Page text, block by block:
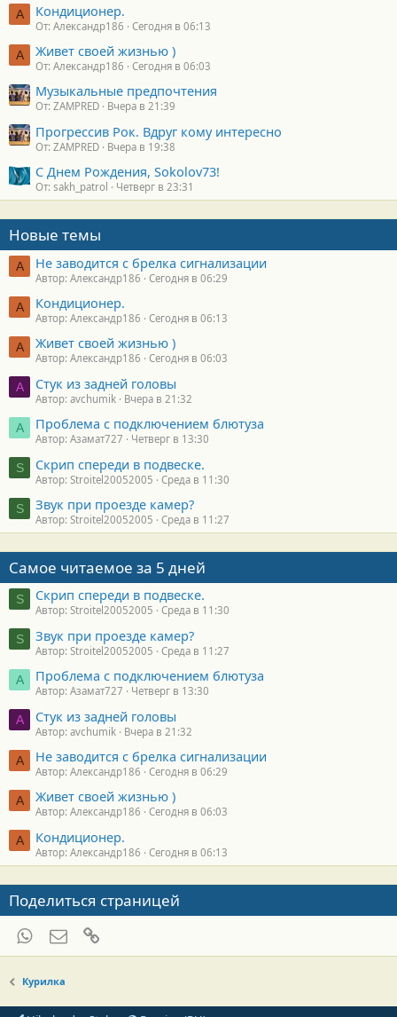
А Кондиционер.
От: Александр186 Сегодня в 06:13
А Живет своей жизнью )
От: Александр186 Сегодня в 06:03
Музыкальные предпочтения
От: ZAMPRED Вчера в 21:39
Прогрессив Рок. Вдруг кому интересно
От: ZAMPRED Вчера в 19:38
С Днем Рождения, Sokolov73!
От: sakh_patrol Четверг в 23:31
Новые темы
А Не заводится с брелка сигнализации
Автор: Александр186 Сегодня в 06:29
А Кондиционер.
Автор: Александр186 Сегодня в 06:13
А Живет своей жизнью )
Автор: Александр186 Сегодня в 06:03
A Стук из задней головы
Автор: avchumik Вчера в 21:32
А Проблема с подключением блютуза
Автор: Азамат727 Четверг в 13:30
S Скрип спереди в подвеске.
Автор: Stroitel20052005 Среда в 11:30
S Звук при проезде камер?
Автор: Stroitel20052005 Среда в 11:27
Самое читаемое за 5 дней
S Скрип спереди в подвеске.
Автор: Stroitel20052005 Среда в 11:30
S Звук при проезде камер?
Автор: Stroitel20052005 Среда в 11:27
А Проблема с подключением блютуза
Автор: Азамат727 Четверг в 13:30
A Стук из задней головы
Автор: avchumik Вчера в 21:32
А Не заводится с брелка сигнализации
Автор: Александр186 Сегодня в 06:29
А Живет своей жизнью )
Автор: Александр186 Сегодня в 06:03
А Кондиционер.
Автор: Александр186 Сегодня в 06:13
Поделиться страницей
WhatsAppЭлектронная почта
Курилка